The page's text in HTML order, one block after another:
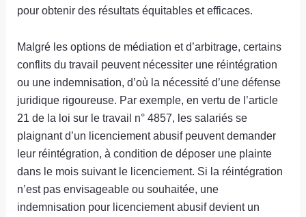
pour obtenir des résultats équitables et efficaces.
Malgré les options de médiation et d’arbitrage, certains
conflits du travail peuvent nécessiter une réintégration
ou une indemnisation, d’où la nécessité d’une défense
juridique rigoureuse. Par exemple, en vertu de l’article
21 de la loi sur le travail n° 4857, les salariés se
plaignant d’un licenciement abusif peuvent demander
leur réintégration, à condition de déposer une plainte
dans le mois suivant le licenciement. Si la réintégration
n’est pas envisageable ou souhaitée, une
indemnisation pour licenciement abusif devient un